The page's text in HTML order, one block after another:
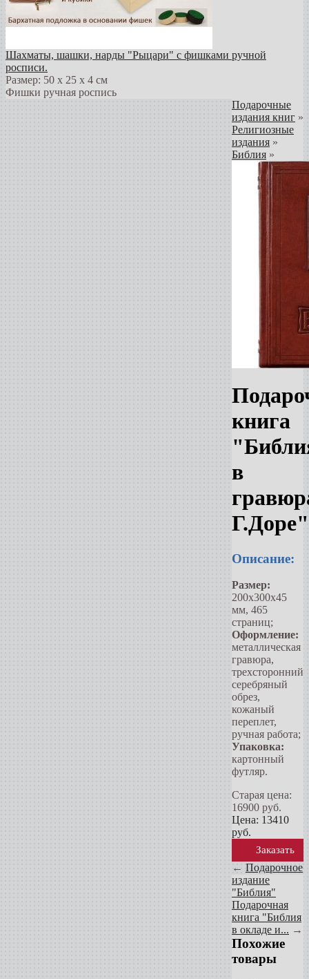
Шахматы, шашки, нарды "Рыцари" с фишками ручной
росписи.
Размер: 50 х 25 х 4 см
Фишки ручная роспись
Подарочные
издания книг »
Религиозные
издания »
Библия »
книга
в
Г.Доре"
Описание:
Размер:
200х300х45
мм, 465
страниц;
Оформление:
металлическая
гравюра,
трехсторонний
серебряный
обрез,
кожаный
переплет,
ручная работа;
Упаковка:
картонный
футляр.
Старая цена:
16900 руб.
Цена: 13410
руб.
Заказать
← Подарочное
издание
"Библия"
Подарочная
книга "Библия
в окладе и... →
Похожие
товары